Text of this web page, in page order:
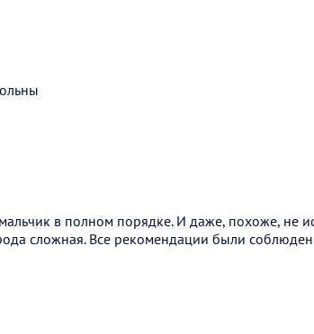
в полном порядке. И даже, похоже, не
сложная. Все рекомендации были